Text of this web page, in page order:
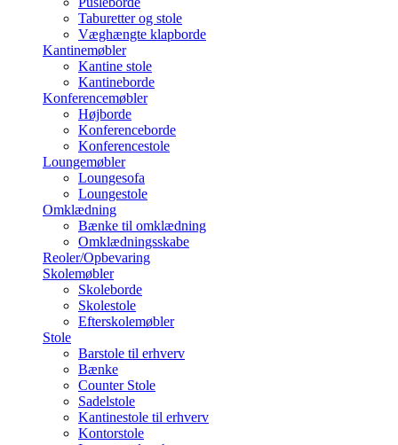
Taburetter og stole
Væghængte klapborde
Kantinemøbler
Kantine stole
Kantineborde
Konferencemøbler
Højborde
Konferenceborde
Konferencestole
Loungemøbler
Loungesofa
Loungestole
Omklædning
Bænke til omklædning
Omklædningsskabe
Reoler/Opbevaring
Skolemøbler
Skoleborde
Skolestole
Efterskolemøbler
Stole
Barstole til erhverv
Bænke
Counter Stole
Sadelstole
Kantinestole til erhverv
Kontorstole